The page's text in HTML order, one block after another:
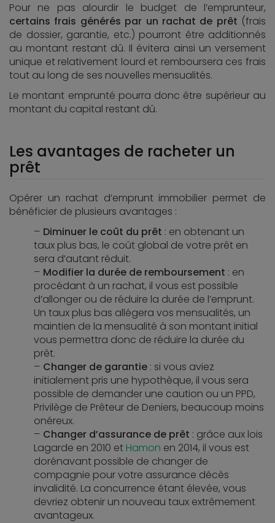
Pour ne pas alourdir le budget de l’emprunteur,
certains frais générés par un rachat de prêt (frais
de dossier, garantie, etc.) pourront être additionnés
au montant restant dû. Il évitera ainsi un versement
unique et relativement lourd et remboursera ces frais
tout au long de ses nouvelles mensualités.
Le montant emprunté pourra donc être supérieur au
montant du capital restant dû.
Les avantages de racheter un
prêt
Opérer un rachat d’emprunt immobilier permet de
bénéficier de plusieurs avantages :
Diminuer le coût du prêt : en obtenant un
taux plus bas, le coût global de votre prêt en
sera d’autant réduit.
Modifier la durée de remboursement : en
procédant à un rachat, il vous est possible
d’allonger ou de réduire la durée de l’emprunt.
Un taux plus bas allégera vos mensualités, un
maintien de la mensualité à son montant initial
vous permettra donc de réduire la durée du
prêt.
Changer de garantie : si vous aviez
initialement pris une hypothèque, il vous sera
possible de demander une caution ou un PPD,
Privilège de Prêteur de Deniers, beaucoup moins
onéreux.
Changer d’assurance de prêt : grâce aux lois
Lagarde en 2010 et Hamon en 2014, il vous est
dorénavant possible de changer de
compagnie pour votre assurance décès
invalidité. La concurrence étant élevée, vous
devriez obtenir un nouveau taux extrêmement
avantageux.